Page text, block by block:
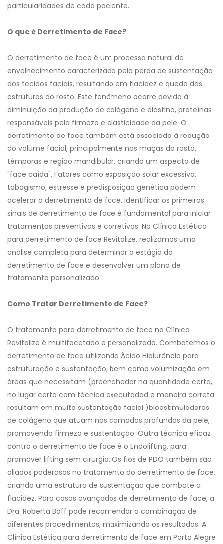
particularidades de cada paciente.
O que é Derretimento de Face?
O derretimento de face é um processo natural de
envelhecimento caracterizado pela perda de sustentação
dos tecidos faciais, resultando em flacidez e queda das
estruturas do rosto. Este fenômeno ocorre devido à
diminuição da produção de colágeno e elastina, proteínas
responsáveis pela firmeza e elasticidade da pele. O
derretimento de face também está associado à redução
do volume facial, principalmente nas maçãs do rosto,
têmporas e região mandibular, criando um aspecto de
"face caída". Fatores como exposição solar excessiva,
tabagismo, estresse e predisposição genética podem
acelerar o derretimento de face. Identificar os primeiros
sinais de derretimento de face é fundamental para iniciar
tratamentos preventivos e corretivos. Na Clínica Estética
para derretimento de face Revitalize, realizamos uma
análise completa para determinar o estágio do
derretimento de face e desenvolver um plano de
tratamento personalizado.
Como Tratar Derretimento de Face?
O tratamento para derretimento de face na Clínica
Revitalize é multifacetado e personalizado. Combatemos o
derretimento de face utilizando Ácido Hialurôncio para
estruturação e sustentação, bem como volumização em
áreas que necessitam (preenchedor na quantidade certa,
no lugar certo com técnica executadad e maneira correta
resultam em muita sustentação facial )bioestimuladores
de colágeno que atuam nas camadas profundas da pele,
promovendo firmeza e sustentação. Outra técnica eficaz
contra o derretimento de face é o Endolifting, para
promover lifting sem cirurgia. Os fios de PDO também são
aliados poderosos no tratamento do derretimento de face,
criando uma estrutura de sustentação que combate a
flacidez. Para casos avançados de derretimento de face, a
Dra. Roberta Boff pode recomendar a combinação de
diferentes procedimentos, maximizando os resultados. A
Clínica Estética para derretimento de face em Porto Alegre